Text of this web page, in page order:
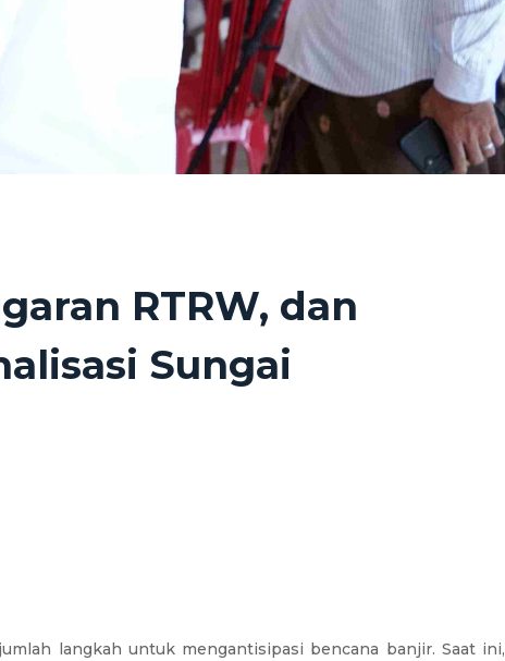
RTRW, dan
Sungai
langkah untuk mengantisipasi bencana banjir. Saat ini,